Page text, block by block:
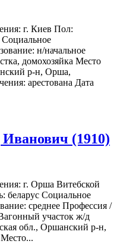
г. Киев Пол:
н/начальное
домохозяйка Место
р-н, Орша,
арестована Дата
(1910)
г. Орша Витебской
беларус Социальное
среднее Профессия /
участок ж/д
обл., Оршанский р-н,